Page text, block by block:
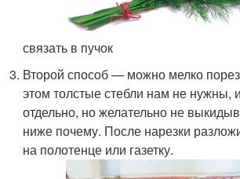
связать в пучок
Второй способ — можно мелко
этом толстые стебли нам не нужны,
отдельно, но желательно не
ниже почему. После нарезки
на полотенце или газетку.